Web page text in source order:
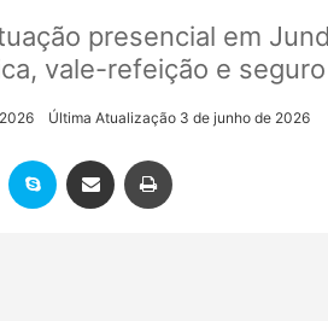
presencial em
vale-refeição e
Última Atualização 3 de junho de 2026